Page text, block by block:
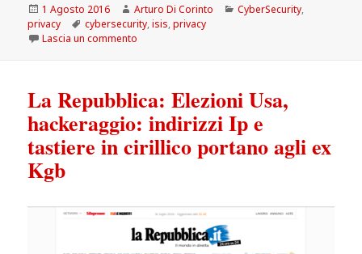
Scritto
il
1 Agosto 2016 Autore
Arturo Di Corinto Categorie
CyberSecurity,
privacy
Tag
cybersecurity,isis,privacy
Lascia un commento
La Repubblica: Elezioni Usa,
hackeraggio: indirizzi Ip e
tastiere in cirillico portano agli ex
Kgb